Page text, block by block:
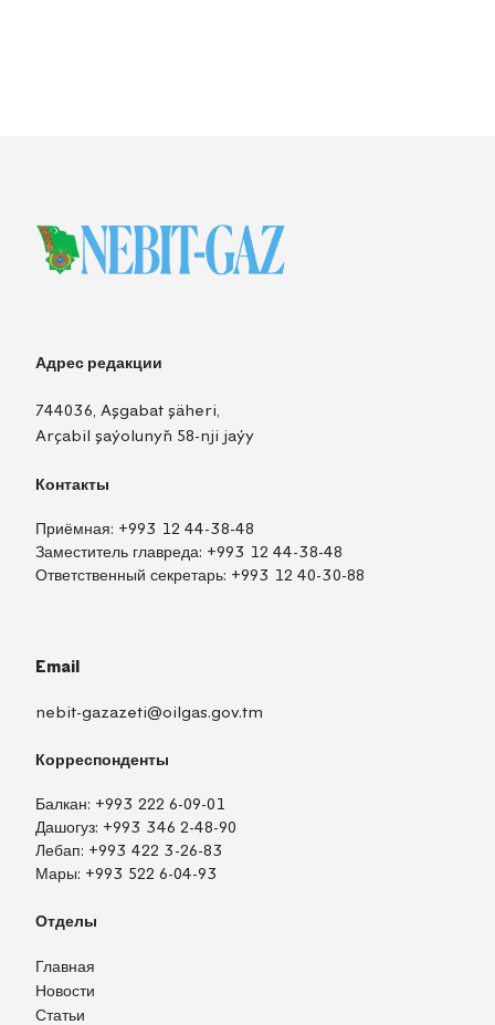
Адрес редакции
744036, Aşgabat şäheri,
Arçabil şaýolunyň 58-nji jaýy
Контакты
Приёмная: +993 12 44-38-48
Заместитель главреда: +993 12 44-38-48
Ответственный секретарь: +993 12 40-30-88
Email
nebit-gazazeti@oilgas.gov.tm
Корреспонденты
Балкан: +993 222 6-09-01
Дашогуз: +993 346 2-48-90
Лебап: +993 422 3-26-83
Мары: +993 522 6-04-93
Отделы
Главная
Новости
Статьи